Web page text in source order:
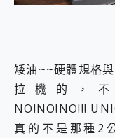
矮油~~硬體規格
拉機的，
NO!NO!NO!!!
真的不是那種2